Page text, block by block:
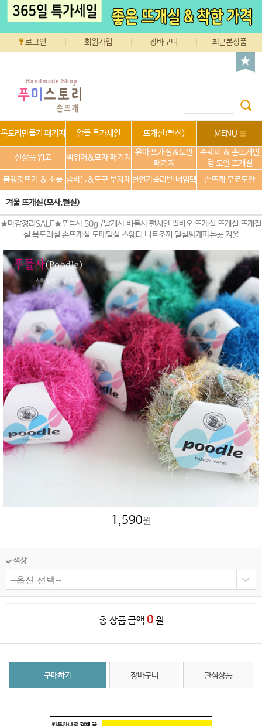
로그인 회원가입 장바구니 최근본상품
목도리만들기 패키지 알뜰 특가세일 뜨개실(털실) MENU
신상품 입고 넥워머&모자 패키지
유아 뜨개실&도안
패키지
수세미 & 손뜨개인
형 도안 뜨개실
블랭킷뜨기 & 소품 줄바늘&도구 부자재 천연가죽라벨 네임텍 손뜨개 무료도안
겨울 뜨개실(모사,털실)
★마감정리SALE★푸들사 50g /날개사 버블사 팬시얀 빌바오 뜨개실 뜨게실 뜨개질
실 목도리실 손뜨개실 도매털실 스웨터 니트조끼 털실싸게파는곳 겨울
1,590원
색상
총 상품 금액 0 원
구매하기 장바구니 관심상품